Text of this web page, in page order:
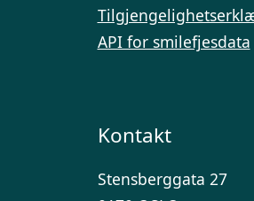
API for smilefjesdata
Kontakt
Stensberggata 27